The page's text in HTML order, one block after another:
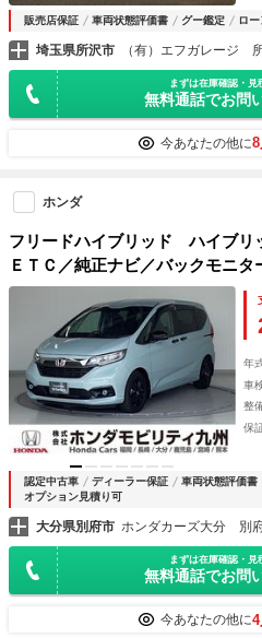
販売店保証 車両状態評価書 グー鑑定 ロ
埼玉県所沢市 （有）エフガレージ
まずは在庫確認・見
無料通話でお問
今あなたの他に8
ホンダ
フリードハイブリッド ハイブリ
ＥＴＣ／純正ナビ／バックモニ
ジＴＶ バックソナー 前席シー
ラ 衝突軽減ブレーキ ＤＶＤ
トキー＆プッシュスタート
年
車
整
保
認定中古車 ディーラー保証 車両状態評価書
オプション見積り可
大分県別府市 ホンダカーズ大分 別府
まずは在庫確認・見
無料通話でお問
今あなたの他に4